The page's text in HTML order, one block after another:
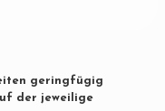
geringfügig
der jeweilige